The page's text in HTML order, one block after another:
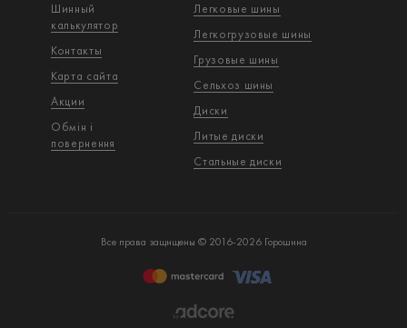
Шинный
калькулятор
Контакты
Карта сайта
Акции
Обмін і
повернення
Легковые шины
Легкогрузовые шины
Грузовые шины
Сельхоз шины
Диски
Литые диски
Стальные диски
Все права защищены © 2016-2026 Горошина